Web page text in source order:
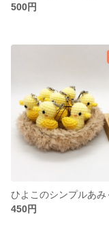
500円
450円